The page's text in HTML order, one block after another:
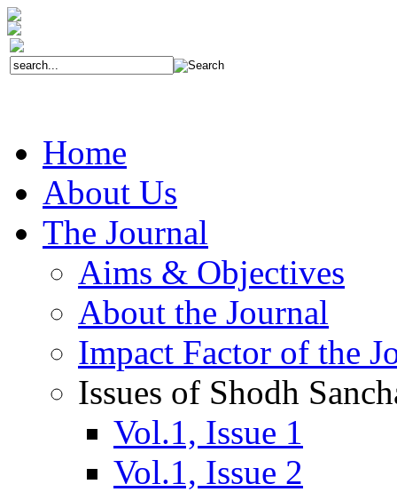
Home
About Us
The Journal
Aims & Objectives
About the Journal
Impact Factor of the
Issues of Shodh
Vol.1, Issue 1
Vol.1, Issue 2